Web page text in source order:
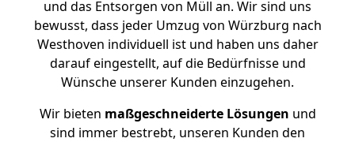
und das Entsorgen von Müll an. Wir sind uns
bewusst, dass jeder Umzug von Würzburg nach
Westhoven individuell ist und haben uns daher
darauf eingestellt, auf die Bedürfnisse und
Wünsche unserer Kunden einzugehen.
Wir bieten maßgeschneiderte Lösungen und
sind immer bestrebt, unseren Kunden den